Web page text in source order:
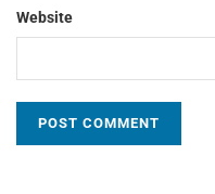
Website